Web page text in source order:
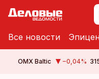
Все новости
OMX Baltic −0,04%